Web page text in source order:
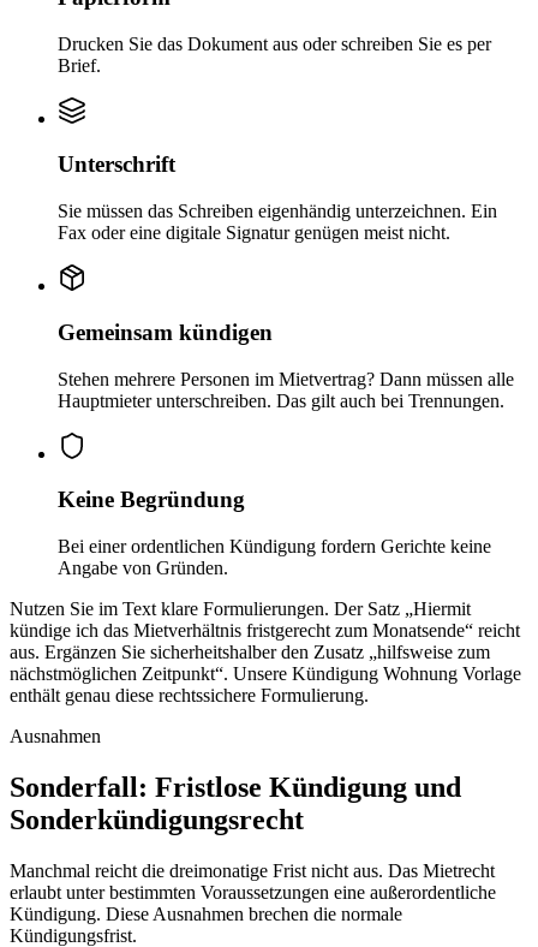
Drucken Sie das Dokument aus oder schreiben Sie es per
Brief.
Unterschrift
Sie müssen das Schreiben eigenhändig unterzeichnen. Ein
Fax oder eine digitale Signatur genügen meist nicht.
Gemeinsam kündigen
Stehen mehrere Personen im Mietvertrag? Dann müssen alle
Hauptmieter unterschreiben. Das gilt auch bei Trennungen.
Keine Begründung
Bei einer ordentlichen Kündigung fordern Gerichte keine
Angabe von Gründen.
Nutzen Sie im Text klare Formulierungen. Der Satz „Hiermit
kündige ich das Mietverhältnis fristgerecht zum Monatsende“ reicht
aus. Ergänzen Sie sicherheitshalber den Zusatz „hilfsweise zum
nächstmöglichen Zeitpunkt“. Unsere Kündigung Wohnung Vorlage
enthält genau diese rechtssichere Formulierung.
Ausnahmen
Sonderfall: Fristlose Kündigung und
Sonderkündigungsrecht
Manchmal reicht die dreimonatige Frist nicht aus. Das Mietrecht
erlaubt unter bestimmten Voraussetzungen eine außerordentliche
Kündigung. Diese Ausnahmen brechen die normale
Kündigungsfrist.